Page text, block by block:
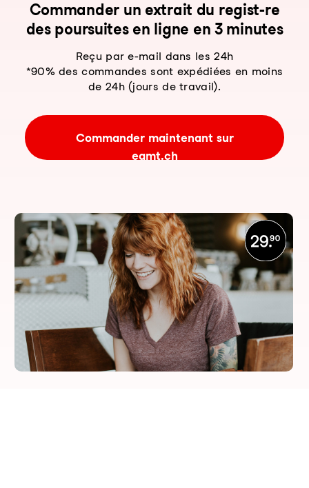
Com­man­der un ex­trait du re­gist-re
des pour­sui­tes en li­gne en 3 mi­nu­tes
Reçu par e-mail dans les 24h
*90% des commandes sont expédiées en moins
de 24h (jours de travail).
Commander maintenant sur
eamt.ch